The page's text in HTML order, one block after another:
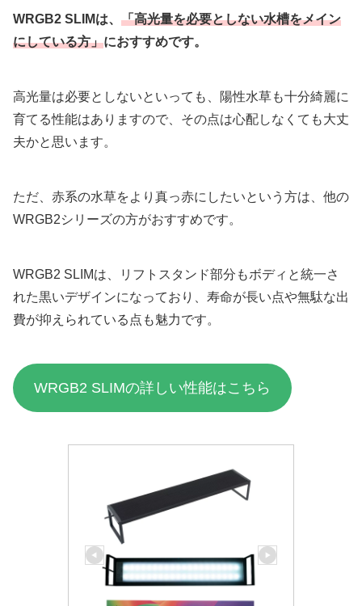
WRGB2 SLIMは、 「高光量を必要としない水槽をメイン
にしている方」におすすめです。
高光量は必要としないといっても、陽性水草も十分綺麗に
育てる性能はありますので、その点は心配しなくても大丈
夫かと思います。
ただ、赤系の水草をより真っ赤にしたいという方は、他の
WRGB2シリーズの方がおすすめです。
WRGB2 SLIMは、リフトスタンド部分もボディと統一さ
れた黒いデザインになっており、寿命が長い点や無駄な出
費が抑えられている点も魅力です。
WRGB2 SLIMの詳しい性能はこちら